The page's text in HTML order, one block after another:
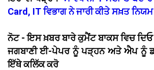
Card, IT ਵਿਭਾਗ ਨੇ ਜਾਰੀ ਕੀਤੇ ਸਖ਼ਤ ਨਿਯਮ
ਨੋਟ - ਇਸ ਖ਼ਬਰ ਬਾਰੇ ਕੁਮੈਂਟ ਬਾਕਸ ਵਿਚ
ਜਗਬਾਣੀ ਈ-ਪੇਪਰ ਨੂੰ ਪੜ੍ਹਨ ਅਤੇ ਐਪ ਨੂੰ
ਇੱਥੇ ਕਲਿੱਕ ਕਰੋ